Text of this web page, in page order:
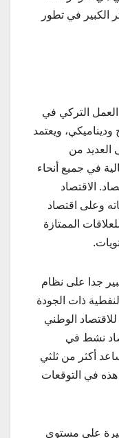
الكبير في تطور
التركي في
وديناميكي، ويعتمد
العديد من
في جميع أنحاء
الاقتصاد
وعلى اقتصاد
الممتازة
جدا على نظام
ذات الجودة
للاقتصاد الوطني
نشط في
أكثر من ثلثي
هذه في التوقعات
على مستوى